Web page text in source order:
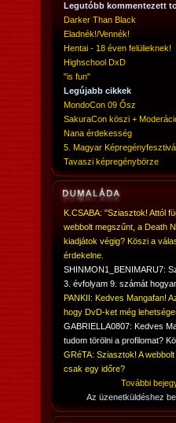
Legutóbb kommentezett
Darker Than Black
Eladnék!/Vennék!
Hentai - 18 éven felülieknek!
Highschool DxD
"is fun"
Legújabb cikkek
MondoCon 09 Ősz
SakuraCon köszi +
Nana érdekesség
5. Magyar
Tavaszi képregénybörze
K.CSABA: "Sziasztok! Attól
webbolt megszűnt, a Death
kiadjátok végig? Köszi a
érdekelne.
SHINMON1_BENIMARU7:
3. évfolyam 9. számát
PANKII: Kedves Mangafan!
hogy DvD-ket még
GABRIELLA0807: Kedves
tudom törölni a profilomat?
GRéTA: Sziasztok! A
csak egy időre?
További
Az üzenetküldéshez